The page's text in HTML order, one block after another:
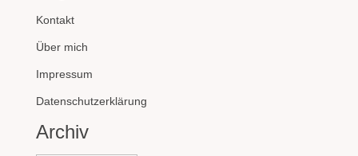
Kontakt
Über mich
Impressum
Datenschutzerklärung
Archiv